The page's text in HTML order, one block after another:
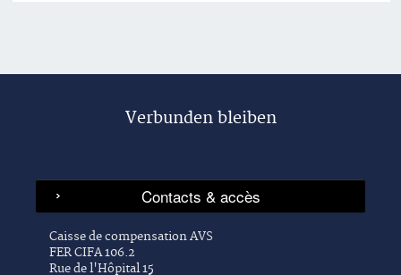
Verbunden bleiben
Caisse de compensation AVS
FER CIFA 106.2
Rue de l'Hôpital 15